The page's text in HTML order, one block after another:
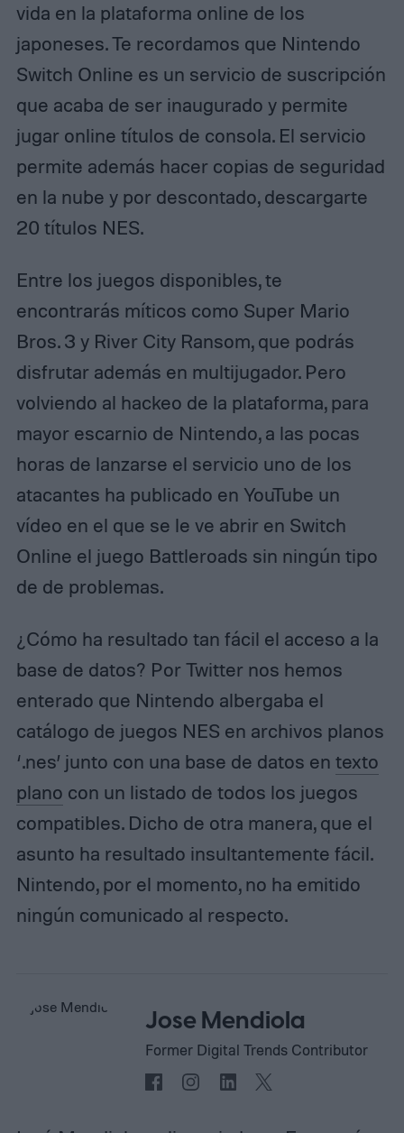
vida en la plataforma online de los
japoneses. Te recordamos que Nintendo
Switch Online es un servicio de suscripción
que acaba de ser inaugurado y permite
jugar online títulos de consola. El servicio
permite además hacer copias de seguridad
en la nube y por descontado, descargarte
20 títulos NES.
Entre los juegos disponibles, te
encontrarás míticos como Super Mario
Bros. 3 y River City Ransom, que podrás
disfrutar además en multijugador. Pero
volviendo al hackeo de la plataforma, para
mayor escarnio de Nintendo, a las pocas
horas de lanzarse el servicio uno de los
atacantes ha publicado en YouTube un
vídeo en el que se le ve abrir en Switch
Online el juego Battleroads sin ningún tipo
de de problemas.
¿Cómo ha resultado tan fácil el acceso a la
base de datos? Por Twitter nos hemos
enterado que Nintendo albergaba el
catálogo de juegos NES en archivos planos
‘.nes’ junto con una base de datos en texto
plano con un listado de todos los juegos
compatibles. Dicho de otra manera, que el
asunto ha resultado insultantemente fácil.
Nintendo, por el momento, no ha emitido
ningún comunicado al respecto.
Jose Mendiola
Former Digital Trends Contributor